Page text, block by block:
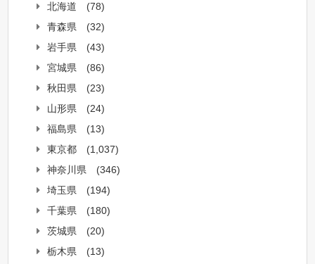
北海道
(78)
青森県
(32)
岩手県
(43)
宮城県
(86)
秋田県
(23)
山形県
(24)
福島県
(13)
東京都
(1,037)
神奈川県
(346)
埼玉県
(194)
千葉県
(180)
茨城県
(20)
栃木県
(13)